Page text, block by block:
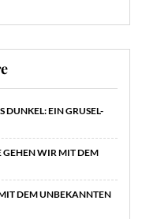
DUNKEL: EIN GRUSEL-
WIR MIT DEM
DEM UNBEKANNTEN